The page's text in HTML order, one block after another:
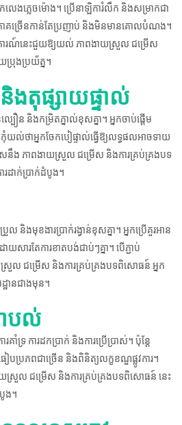
កលេងភ្លេចម៉ោង។ ប្រើនាឡិការំលឹក និងសម្រាកជា
ាគច្រើនកាន់តែប្រញាប់ និងមិនមានគោលបំណង។
ការណ៍នេះជួយឱ្យយល់ ភាពងាយស្រួល ជម្រើស
រុងប្រយ័ត្ន។
និងតុផ្សាយផ្ទាល់
បឿន និងកម្រិតភ្នាល់ខុសគ្នា។ អ្នកចាប់ផ្តើម
ល់ថាអ្នកចែកបៀផ្ទាល់ធ្វើឱ្យលទ្ធផលអាចទាយ
នឹង ភាពងាយស្រួល ជម្រើស និងការគ្រប់គ្រងបទ
ដាក់ប្រាក់ដំបូង។
ល និងមុខងារប្រាក់រង្វាន់ខុសគ្នា។ អ្នកប្រើគួរអាន
យសារតែការខាតបង់ជាប់ៗគ្នា។ បើភ្ជាប់
ល ជម្រើស និងការគ្រប់គ្រងបទពិសោធន៍ អ្នក
ឋានជាងមុន។
បល់
រ ការដកប្រាក់ និងការប្រើប្រាស់។ ប៉ុន្តែ
បប្រភពជាច្រើន និងពិនិត្យលក្ខខណ្ឌផ្លូវការ។
យស្រួល ជម្រើស និងការគ្រប់គ្រងបទពិសោធន៍ នេះ
បូង។